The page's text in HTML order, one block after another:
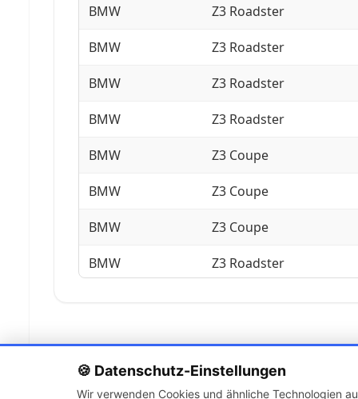
🍪 Datenschutz-Einstellungen
Wir verwenden Cookies und ähnliche Technologien
BMW Z3 Roadster
BMW Z3 Roadster
BMW Z3 Roadster
BMW Z3 Roadster
BMW Z3 Coupe
BMW Z3 Coupe
BMW Z3 Coupe
BMW Z3 Roadster
BMW Z3 Roadster